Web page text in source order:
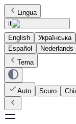
Lingua
it
English
Українська
Español
Nederlands
Tema
Auto Scuro